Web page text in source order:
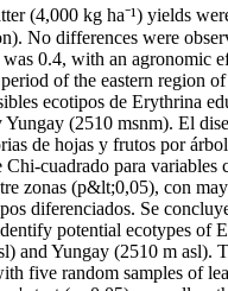
(4,000 kg ha⁻¹) yields
No differences were
0.4, with an
of the eastern region of
ecotipos de Erythrina
(2510 msnm). El
de hojas y frutos por
cuadrado para
zonas (p&lt;0,05), con
diferenciados. Se
potential ecotypes
Yungay (2510 m asl).
five random samples of